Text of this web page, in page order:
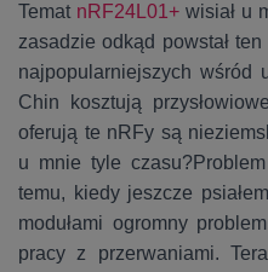
Temat nRF24L01+wisiał u
zasadzie odkąd powstał
najpopularniejszych wśród
Chin kosztują
oferują te nRFy są
u mnie tyle czasu?
temu, kiedy jeszcze
modułami ogromny
pracy z przerwaniami.